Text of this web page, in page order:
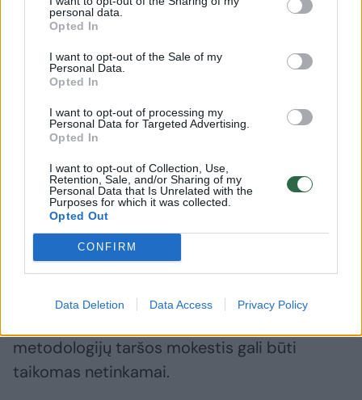
personal data.
Opted In
I want to opt-out of the Sale of my
Personal Data.
Opted In
I want to opt-out of processing my
Personal Data for Targeted Advertising.
Opted In
I want to opt-out of Collection, Use,
Retention, Sale, and/or Sharing of my
Personal Data that Is Unrelated with the
Purposes for which it was collected.
Opted Out
CONFIRM
Data Deletion Data Access Privacy Policy
Automobilių taršos mokestis:
4 siūlymai, kaip nesupykdyti
vairuotojų ir išpešti daugiau
naudos
Lemia daug faktorių
metodologijų taršos mokestis gali būti
taikomas netinkamai.